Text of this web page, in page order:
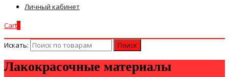
Личный кабинет
Cart
Искать:
Лакокрасочные материалы